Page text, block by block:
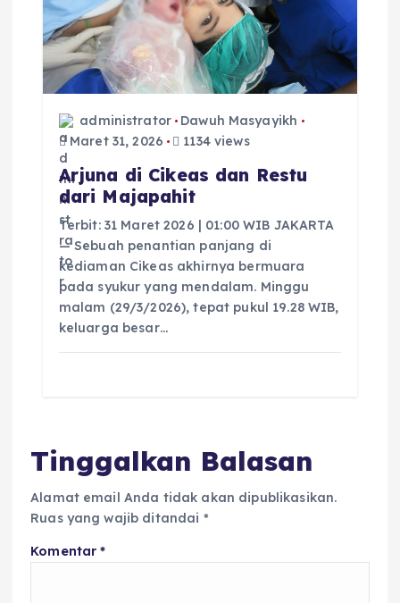
administrator
Dawuh Masyayikh
Maret 31, 2026
1134 views
Arjuna di Cikeas dan Restu
dari Majapahit
Terbit: 31 Maret 2026 | 01:00 WIB JAKARTA
— Sebuah penantian panjang di
kediaman Cikeas akhirnya bermuara
pada syukur yang mendalam. Minggu
malam (29/3/2026), tepat pukul 19.28 WIB,
keluarga besar…
Tinggalkan Balasan
Alamat email Anda tidak akan dipublikasikan.
Ruas yang wajib ditandai *
Komentar*